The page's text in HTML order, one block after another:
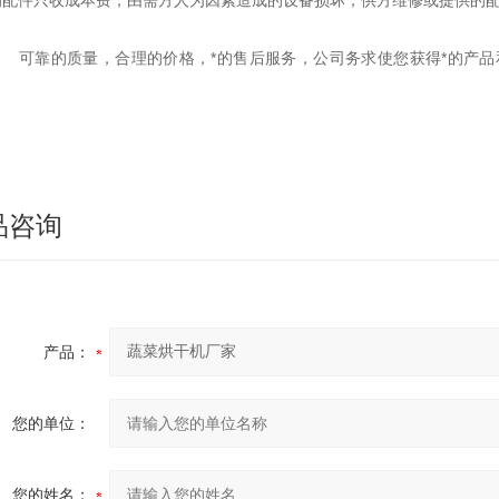
靠的质量，合理的价格，*的售后服务，公司务求使您获得*的产品
咨询
产品：
您的单位：
您的姓名：